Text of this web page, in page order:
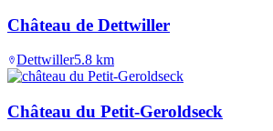
Château de Dettwiller
Dettwiller5.8 km
Château du Petit-Geroldseck